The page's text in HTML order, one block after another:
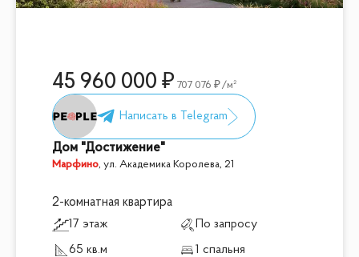
45 960 000 707 076 /м²
Дом "Достижение"
Марфино,ул. Академика Королева, 21
2-комнатная квартира
17 этаж
По запросу
65 кв.м
1 спальня